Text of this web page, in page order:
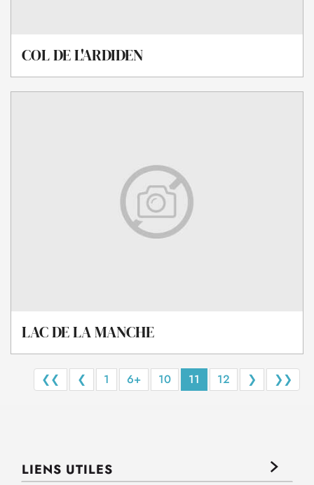
COL DE L'ARDIDEN
LAC DE LA MANCHE
❮❮ ❮ 1 6+ 10 11 12 ❯ ❯❯
LIENS UTILES